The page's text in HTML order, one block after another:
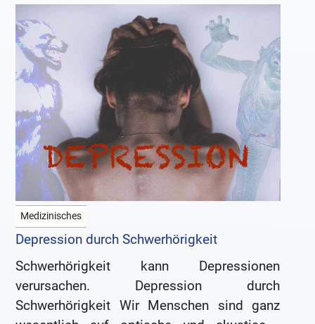
Medizinisches
Depression durch Schwerhörigkeit
Schwerhörigkeit kann Depressionen
verursachen. Depression durch
Schwerhörigkeit Wir Menschen sind ganz